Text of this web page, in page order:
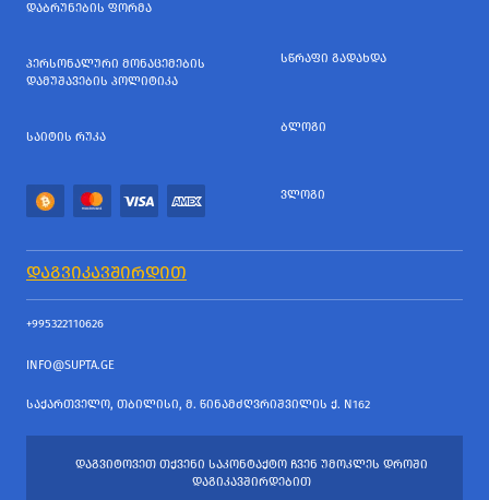
ᲓᲐᲑᲠᲣᲜᲔᲑᲘᲡ ᲤᲝᲠᲛᲐ
ᲞᲔᲠᲡᲝᲜᲐᲚᲣᲠᲘ ᲛᲝᲜᲐᲪᲔᲛᲔᲑᲘᲡ
ᲓᲐᲛᲣᲨᲐᲕᲔᲑᲘᲡ ᲞᲝᲚᲘᲢᲘᲙᲐ
ᲡᲐᲘᲢᲘᲡ ᲠᲣᲙᲐ
ᲡᲬᲠᲐᲤᲘ ᲒᲐᲓᲐᲮᲓᲐ
ᲑᲚᲝᲒᲘ
ᲕᲚᲝᲒᲘ
ᲓᲐᲒᲕᲘᲙᲐᲕᲨᲘᲠᲓᲘᲗ
+995322110626
INFO@SUPTA.GE
ᲡᲐᲥᲐᲠᲗᲕᲔᲚᲝ, ᲗᲑᲘᲚᲘᲡᲘ, Მ. ᲬᲘᲜᲐᲛᲫᲦᲕᲠᲘᲨᲕᲘᲚᲘᲡ Ქ. N162
ᲓᲐᲒᲕᲘᲢᲝᲕᲔᲗ ᲗᲥᲕᲔᲜᲘ ᲡᲐᲙᲝᲜᲢᲐᲥᲢᲝ ᲩᲕᲔᲜ ᲣᲛᲝᲙᲚᲔᲡ ᲓᲠᲝᲨᲘ
ᲓᲐᲒᲘᲙᲐᲕᲨᲘᲠᲓᲔᲑᲘᲗ